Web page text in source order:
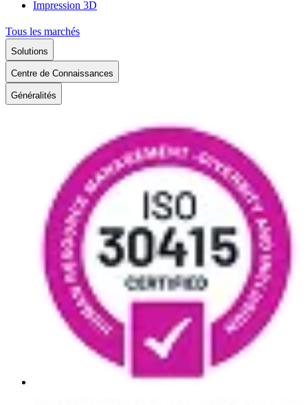
Impression 3D
Tous les marchés
Solutions
Centre de Connaissances
Généralités